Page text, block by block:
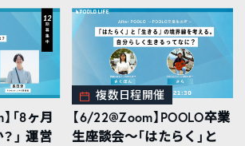
「8ヶ月
」 運営
複数日程開催
【6/22@Zoom】POOLO卒業
生座談会〜「はたらく」と